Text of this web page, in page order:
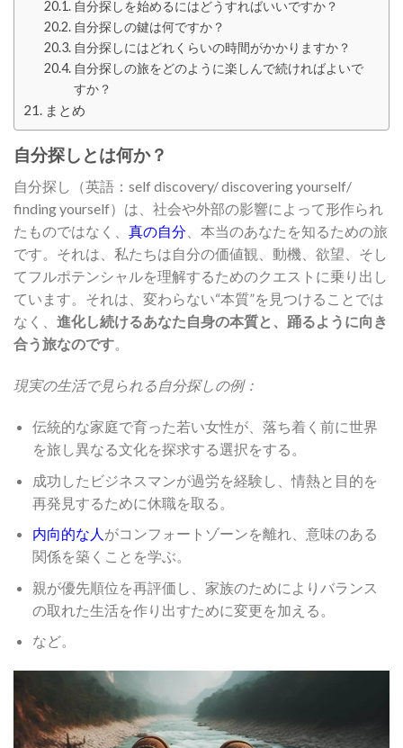
自分探しを始めるにはどうすればいいですか？
自分探しの鍵は何ですか？
自分探しにはどれくらいの時間がかかりますか？
自分探しの旅をどのように楽しんで続ければよいで
すか？
まとめ
自分探しとは何か？
自分探し（英語：self discovery/ discovering yourself/
finding yourself）は、社会や外部の影響によって形作られ
たものではなく、 真の自分 、本当のあなたを知るための旅
です。それは、私たちは自分の価値観、動機、欲望、そし
てフルポテンシャルを理解するためのクエストに乗り出し
ています。それは、変わらない“本質”を見つけることでは
なく、 進化し続けるあなた自身の本質と、踊るように向き
合う旅なのです。
現実の生活で見られる自分探しの例：
伝統的な家庭で育った若い女性が、落ち着く前に世界
を旅し異なる文化を探求する選択をする。
成功したビジネスマンが過労を経験し、情熱と目的を
再発見するために休職を取る。
内向的な人 がコンフォートゾーンを離れ、意味のある
関係を築くことを学ぶ。
親が優先順位を再評価し、家族のためによりバランス
の取れた生活を作り出すために変更を加える。
など。